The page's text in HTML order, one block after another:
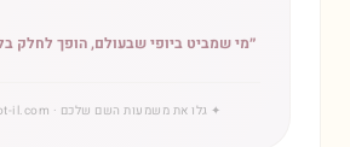
״מי שמביט ביופי שבעולם, הופך לחלק
✦ גלו את משמעות השם שלכם · www.shmot-il.com